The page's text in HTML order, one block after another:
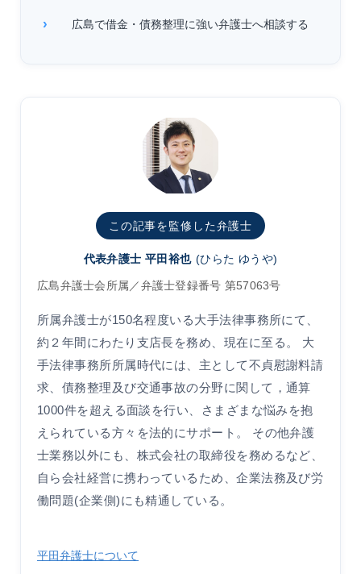
広島で借金・債務整理に強い弁護士へ相談する
この記事を監修した弁護士
代表弁護士 平田裕也 (ひらた ゆうや)
広島弁護士会所属／弁護士登録番号 第57063号
所属弁護士が150名程度いる大手法律事務所にて、
約２年間にわたり支店長を務め、現在に至る。 大
手法律事務所所属時代には、主として不貞慰謝料請
求、債務整理及び交通事故の分野に関して，通算
1000件を超える面談を行い、さまざまな悩みを抱
えられている方々を法的にサポート。 その他弁護
士業務以外にも、株式会社の取締役を務めるなど、
自ら会社経営に携わっているため、企業法務及び労
働問題(企業側)にも精通している。
平田弁護士について